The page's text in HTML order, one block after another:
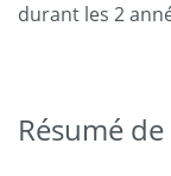
durant les 2
Résumé